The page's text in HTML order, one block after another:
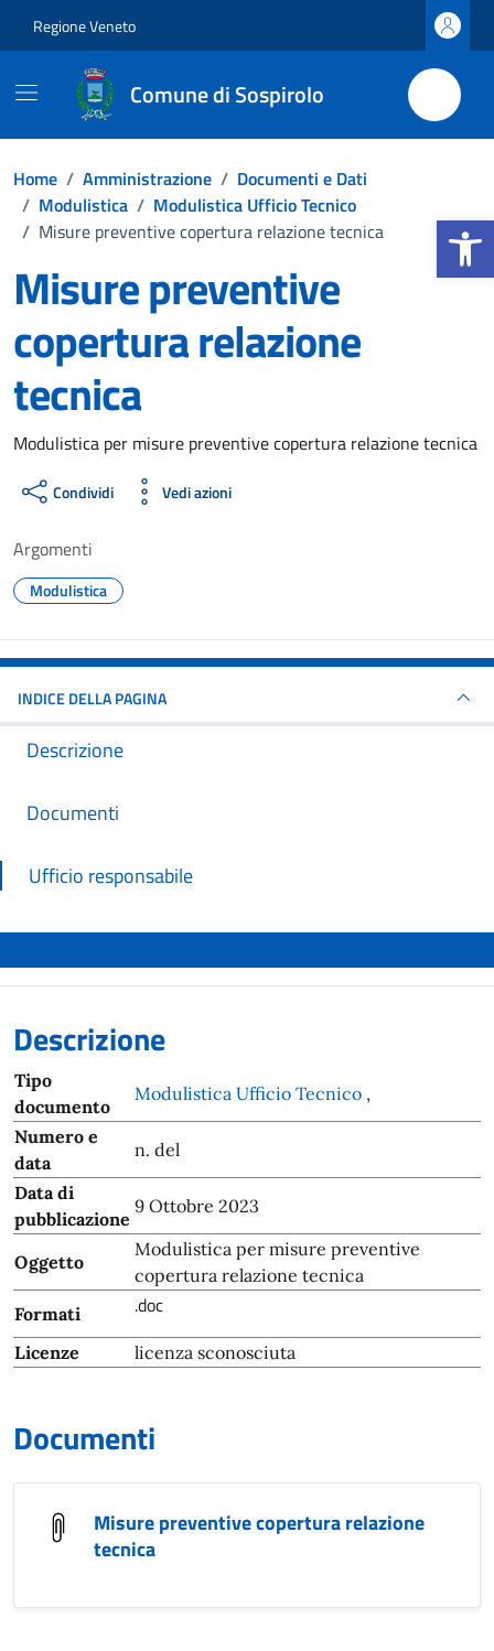
Apri la
Regione Veneto
Comune di Sospirolo
Home / Amministrazione / Documenti e Dati
/ Modulistica / Modulistica Ufficio Tecnico
/ Misure preventive copertura relazione tecnica
Misure preventive
copertura relazione
tecnica
Dettagli del documento
Modulistica per misure preventive copertura relazione tecnica
Condividi Vedi azioni
Argomenti
Modulistica
INDICE DELLA PAGINA
Descrizione
Documenti
Ufficio responsabile
Descrizione
Tipo
documento
Modulistica Ufficio Tecnico ,
Numero e
data
n. del
Data di
pubblicazione
9 Ottobre 2023
Oggetto
Modulistica per misure preventive
copertura relazione tecnica
Formati
.doc
Licenze licenza sconosciuta
Documenti
Misure preventive copertura relazione
tecnica